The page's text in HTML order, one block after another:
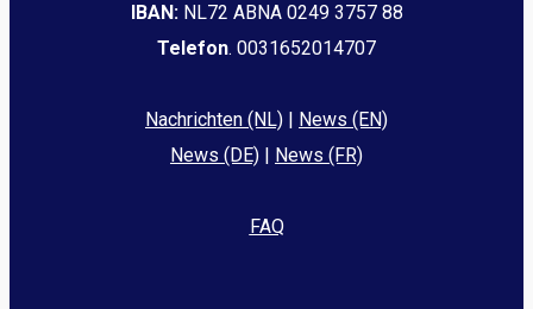
IBAN: NL72 ABNA 0249 3757 88
Telefon. 0031652014707
Nachrichten (NL)
News (EN)
News (DE)
News (FR)
FAQ